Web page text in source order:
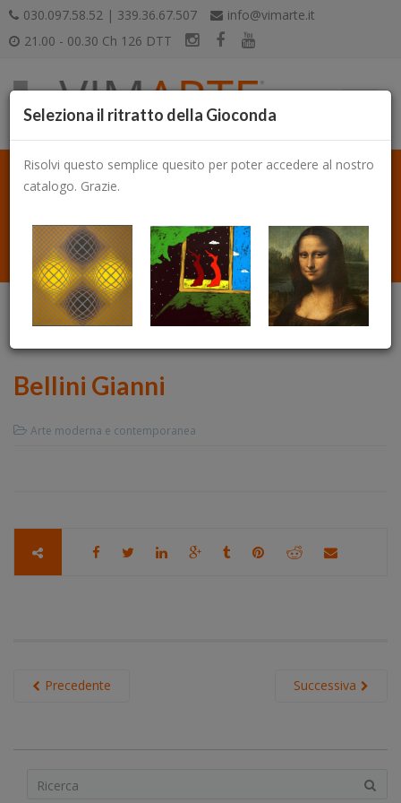
030.097.58.52 | 339.36.67.507
info@vimarte.it
21.00 - 00.30 Ch 126 DTT
Bellini Gianni
Arte moderna e contemporanea
Successiva
Precedente
Seleziona il ritratto della Gioconda
Risolvi questo semplice quesito per poter accedere al nostro
catalogo. Grazie.